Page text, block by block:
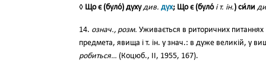
◊ Що є (було́) духу див. дух; Що є (було́ і т. ін.) си́ли
14. означ., розм. Уживається в риторичних питаннях
предмета, явища і т. ін. у знач.: в дуже великій, у
робиться… (Коцюб., II, 1955, 167).